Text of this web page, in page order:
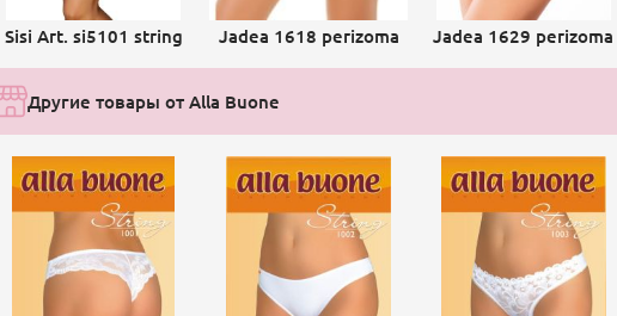
Sisi Art. si5101 string Jadea 1618 perizoma Jadea 1629 perizoma
Другие товары от Alla Buone